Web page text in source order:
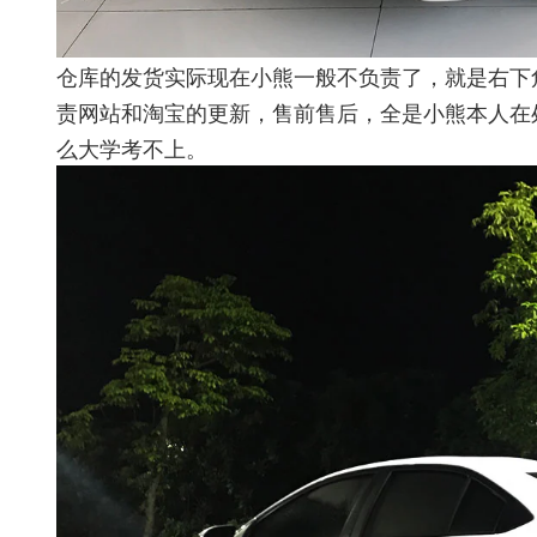
仓库的发货实际现在小熊一般不负责了，就是右
责网站和淘宝的更新，售前售后，全是小熊本人
么大学考不上。